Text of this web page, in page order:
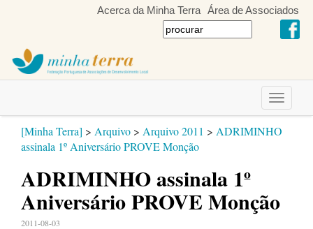
Acerca da Minha Terra Área de Associados
Toggle
[Minha Terra] > Arquivo > Arquivo 2011 > ADRIMINHO
assinala 1º Aniversário PROVE Monção
ADRIMINHO assinala 1º
Aniversário PROVE Monção
2011-08-03